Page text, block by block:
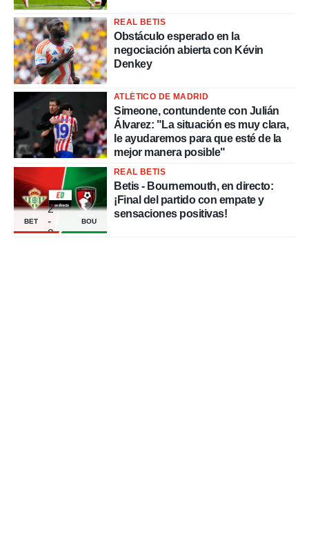
REAL BETIS
Obstáculo esperado en la
negociación abierta con Kévin
Denkey
ATLÉTICO DE MADRID
Simeone, contundente con Julián
Álvarez: "La situación es muy clara,
le ayudaremos para que esté de la
mejor manera posible"
BET
2
-
2
BOU
REAL BETIS
Betis - Bournemouth, en directo:
¡Final del partido con empate y
sensaciones positivas!